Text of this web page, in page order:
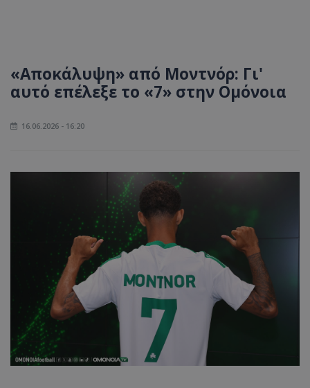
«Αποκάλυψη» από Μοντνόρ: Γι'
αυτό επέλεξε το «7» στην Ομόνοια
16.06.2026 - 16:20